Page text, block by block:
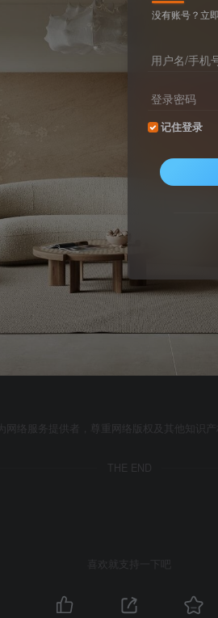
网络服务提供者，尊重网络版权及其他知识
THE END
喜欢就支持一下吧
没有账号？立
用户名/手机
登录密码
记住登录